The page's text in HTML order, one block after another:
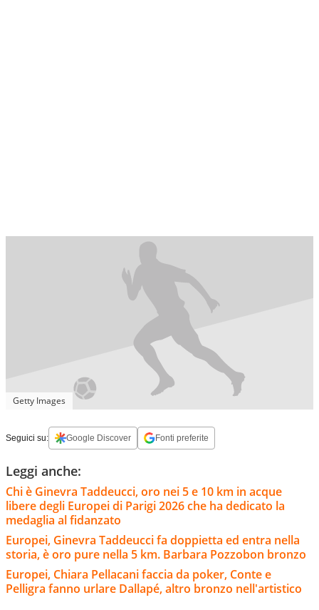
Getty Images
Seguici su: Google Discover Fonti preferite
Leggi anche:
Chi è Ginevra Taddeucci, oro nei 5 e 10 km in acque
libere degli Europei di Parigi 2026 che ha dedicato la
medaglia al fidanzato
Europei, Ginevra Taddeucci fa doppietta ed entra nella
storia, è oro pure nella 5 km. Barbara Pozzobon bronzo
Europei, Chiara Pellacani faccia da poker, Conte e
Pelligra fanno urlare Dallapé, altro bronzo nell'artistico